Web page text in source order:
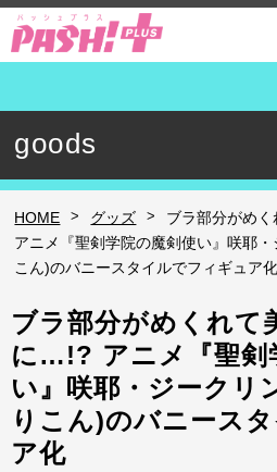
goods
HOME > グッズ >
ブラ部分がめ
アニメ『聖剣学院の魔剣使い』咲耶
こん)のバニースタイルでフィギュア化
ブラ部分がめくれて
に…!? アニメ『聖剣
い』咲耶・ジークリ
りこん)のバニース
ア化